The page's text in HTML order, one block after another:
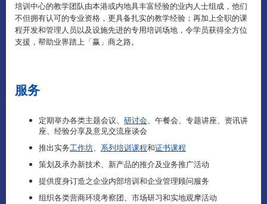
培训中心的教学团队由本港或内地具丰富经验的业内人士组成，他们
不但拥有认可的专业资格，更具备扎实的教学经验；再加上全职的课
程开发和管理人员以及设施先进的专用培训场地，令学员获得全方位
支援，帮助业界踏上「赢」商之路。
服务
定期举办各类主题会议、 研讨会、午餐会、专题讲座、资讯讲
座、经验分享及意见交流座谈会
推出实务工作坊、 系列培训课程和证书课程
策划及承办新技术、新产品的推介及业务推广活动
提供度身订造之企业内部培训和企业管理顾问服务
组织各类营商环境考察团、市场研习和实地观摩活动